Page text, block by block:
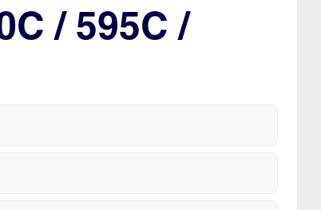
/ 595C /